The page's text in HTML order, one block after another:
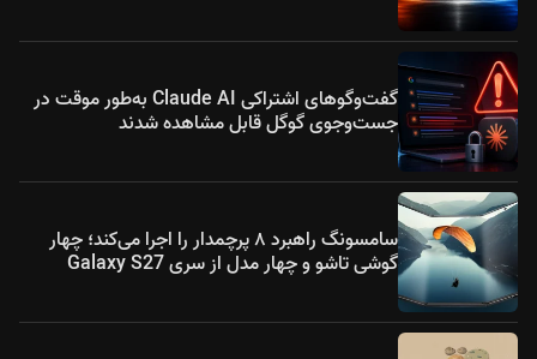
گفت‌وگوهای اشتراکی Claude AI به‌طور موقت در
جست‌وجوی گوگل قابل مشاهده شدند
سامسونگ راهبرد ۸ پرچمدار را اجرا می‌کند؛ چهار
گوشی تاشو و چهار مدل از سری Galaxy S27